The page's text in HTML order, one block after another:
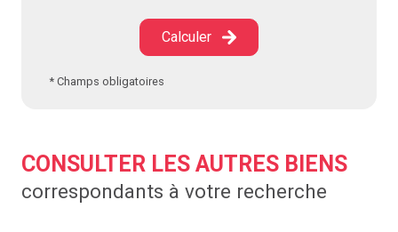
Calculer
* Champs obligatoires
CONSULTER LES AUTRES BIENS
correspondants à votre recherche